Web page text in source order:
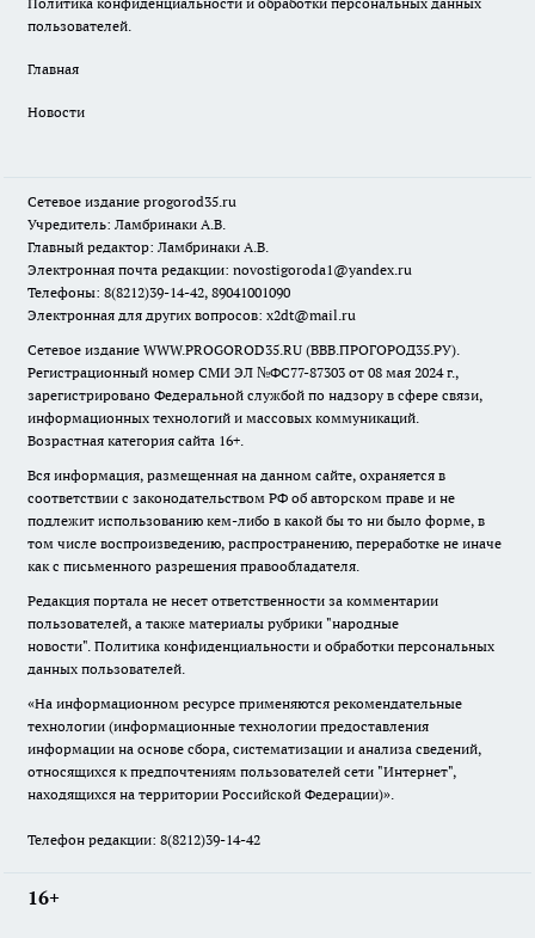
пользователей.
Главная
Новости
Сетевое издание progorod35.ru
Учредитель: Ламбринаки А.В.
Главный редактор: Ламбринаки А.В.
Электронная почта редакции: novostigoroda1@yandex.ru
Телефоны: 8(8212)39-14-42, 89041001090
Электронная для других вопросов: x2dt@mail.ru
Сетевое издание WWW.PROGOROD35.RU (ВВВ.ПРОГОРОД35.РУ).
Регистрационный номер СМИ ЭЛ №ФС77-87303 от 08 мая 2024 г.,
зарегистрировано Федеральной службой по надзору в сфере связи,
информационных технологий и массовых коммуникаций.
Возрастная категория сайта 16+.
Вся информация, размещенная на данном сайте, охраняется в
соответствии с законодательством РФ об авторском праве и не
подлежит использованию кем-либо в какой бы то ни было форме, в
том числе воспроизведению, распространению, переработке не иначе
как с письменного разрешения правообладателя.
Редакция портала не несет ответственности за комментарии
пользователей, а также материалы рубрики "народные
новости". Политика конфиденциальности и обработки персональных
данных пользователей.
«На информационном ресурсе применяются рекомендательные
технологии (информационные технологии предоставления
информации на основе сбора, систематизации и анализа сведений,
относящихся к предпочтениям пользователей сети "Интернет",
находящихся на территории Российской Федерации)».
Телефон редакции: 8(8212)39-14-42
16+